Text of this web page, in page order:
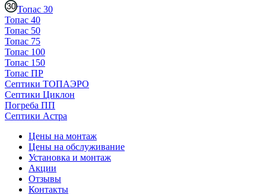
Топас 30
Топас 40
Топас 50
Топас 75
Топас 100
Топас 150
Топас ПР
Септики ТОПАЭРО
Септики Циклон
Погреба ПП
Септики Астра
Цены на монтаж
Цены на обслуживание
Установка и монтаж
Акции
Отзывы
Контакты